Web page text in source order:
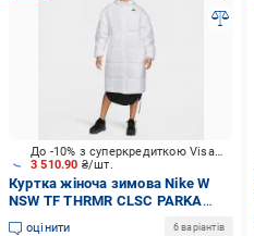
3 510.90 ₴/шт.
До -10% з суперкредиткою Visa Вигода
Куртка жіноча зимова Nike W
NSW TF THRMR CLSC PARKA
FB7675-100 р.M біла
оцінити 6 варіантів